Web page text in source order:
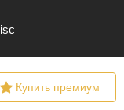
Купить премиум